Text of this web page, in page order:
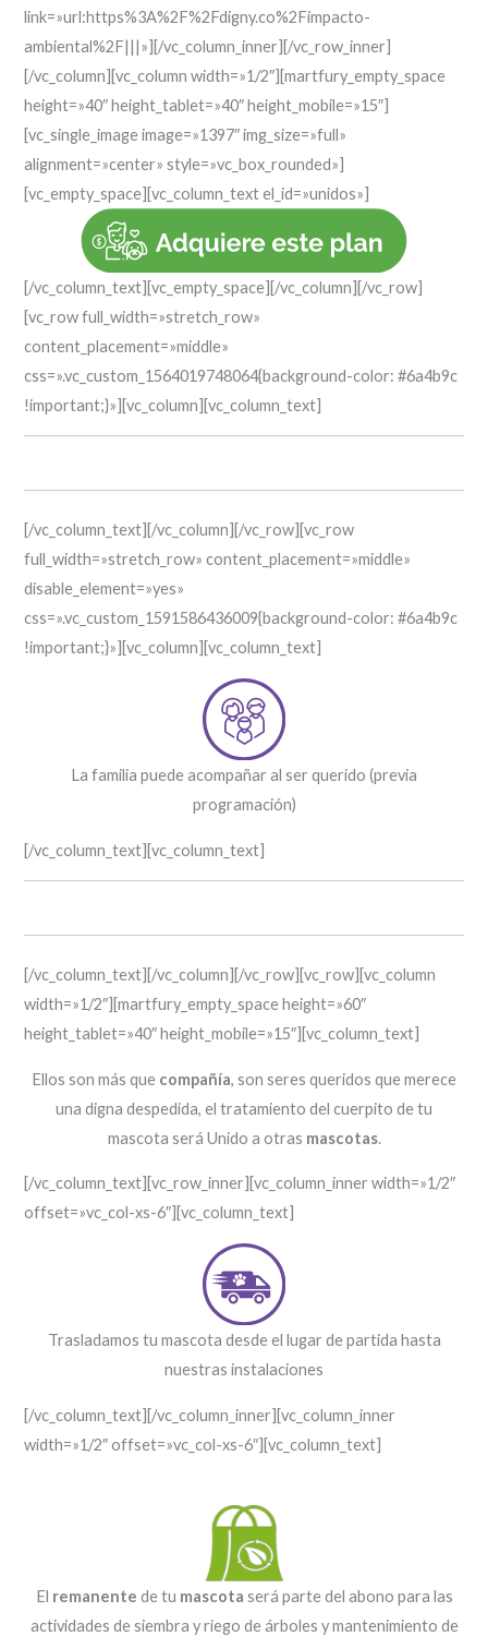
link=»url:https%3A%2F%2Fdigny.co%2Fimpacto-
ambiental%2F|||»][/vc_column_inner][/vc_row_inner]
[/vc_column][vc_column width=»1/2″][martfury_empty_space
height=»40″ height_tablet=»40″ height_mobile=»15″]
[vc_single_image image=»1397″ img_size=»full»
alignment=»center» style=»vc_box_rounded»]
[vc_empty_space][vc_column_text el_id=»unidos»]
[/vc_column_text][vc_empty_space][/vc_column][/vc_row]
[vc_row full_width=»stretch_row»
content_placement=»middle»
css=».vc_custom_1564019748064{background-color: #6a4b9c
!important;}»][vc_column][vc_column_text]
[/vc_column_text][/vc_column][/vc_row][vc_row
full_width=»stretch_row» content_placement=»middle»
disable_element=»yes»
css=».vc_custom_1591586436009{background-color: #6a4b9c
!important;}»][vc_column][vc_column_text]
La familia puede acompañar al ser querido (previa
programación)
[/vc_column_text][vc_column_text]
[/vc_column_text][/vc_column][/vc_row][vc_row][vc_column
width=»1/2″][martfury_empty_space height=»60″
height_tablet=»40″ height_mobile=»15″][vc_column_text]
Ellos son más que compañía, son seres queridos que merece
una digna despedida, el tratamiento del cuerpito de tu
mascota será Unido a otras mascotas.
[/vc_column_text][vc_row_inner][vc_column_inner width=»1/2″
offset=»vc_col-xs-6″][vc_column_text]
Trasladamos tu mascota desde el lugar de partida hasta
nuestras instalaciones
[/vc_column_text][/vc_column_inner][vc_column_inner
width=»1/2″ offset=»vc_col-xs-6″][vc_column_text]
El remanente de tu mascota será parte del abono para las
actividades de siembra y riego de árboles y mantenimiento de